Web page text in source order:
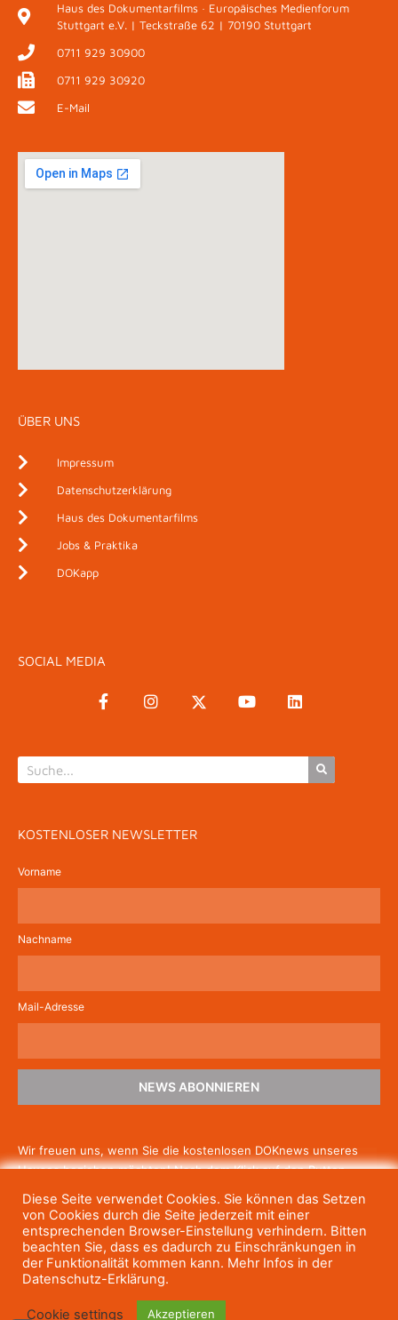
Haus des Dokumentarfilms · Europäisches Medienforum
Stuttgart e.V. | Teckstraße 62 | 70190 Stuttgart
0711 929 30900
0711 929 30920
E-Mail
ÜBER UNS
Impressum
Datenschutzerklärung
Haus des Dokumentarfilms
Jobs & Praktika
DOKapp
SOCIAL MEDIA
KOSTENLOSER NEWSLETTER
Vorname
Nachname
Mail-Adresse
NEWS ABONNIEREN
Wir freuen uns, wenn Sie die kostenlosen DOKnews unseres
Hauses beziehen möchten! Nach dem Klick auf den Button
um die Newsletter-Anmeldung abzuschließen. Wenn Sie unsere
Gratis-News irgendwann nicht mehr erhalten wollen, können
Siesich jederzeit einfach wieder abmelden.
Diese Seite verwendet Cookies. Sie können das Setzen
von Cookies durch die Seite jederzeit mit einer
entsprechenden Browser-Einstellung verhindern. Bitten
beachten Sie, dass es dadurch zu Einschränkungen in
der Funktionalität kommen kann. Mehr Infos in der
Datenschutz-Erklärung.
Cookie settings Akzeptieren